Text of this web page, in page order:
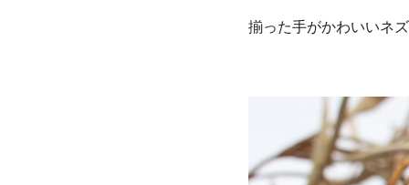
揃った手がかわいいネ